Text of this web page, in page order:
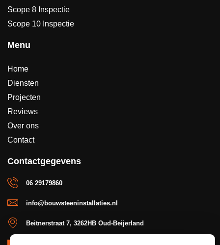
Scope 8 Inspectie
Scope 10 Inspectie
Menu
Home
Diensten
Projecten
Reviews
Over ons
Contact
Contactgegevens
06 29179860
info@bouwsteeninstallaties.nl
Beitnerstraat 7, 3262HB Oud-Beijerland